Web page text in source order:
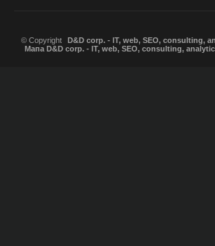
© Copyright D&D corp. - IT, web, SEO, consulting,
Мапа D&D corp. - IT, web, SEO, consulting,